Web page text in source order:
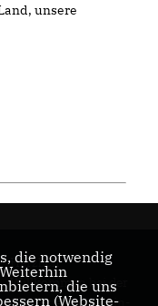
unsere
Herzlich
Willkommen bei der
CDU Friedrichshain-
die notwendig
die uns
(Website-